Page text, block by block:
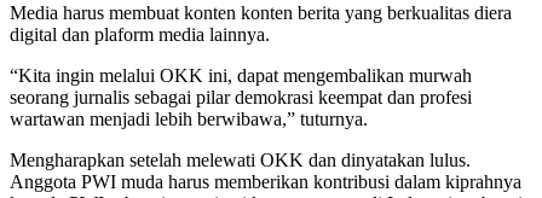
Media harus membuat konten konten berita yang berkualitas diera
digital dan plaform media lainnya.
“Kita ingin melalui OKK ini, dapat mengembalikan murwah
seorang jurnalis sebagai pilar demokrasi keempat dan profesi
wartawan menjadi lebih berwibawa,” tuturnya.
Mengharapkan setelah melewati OKK dan dinyatakan lulus.
Anggota PWI muda harus memberikan kontribusi dalam kiprahnya